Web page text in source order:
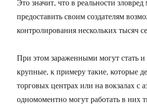
Это значит, что в реальности
предоставить своим создателям
контролирования нескольких тысяч
При этом зараженными могут стать и
крупные, к примеру такие, которые
торговых центрах или на вокзалах с
одномоментно могут работать в них